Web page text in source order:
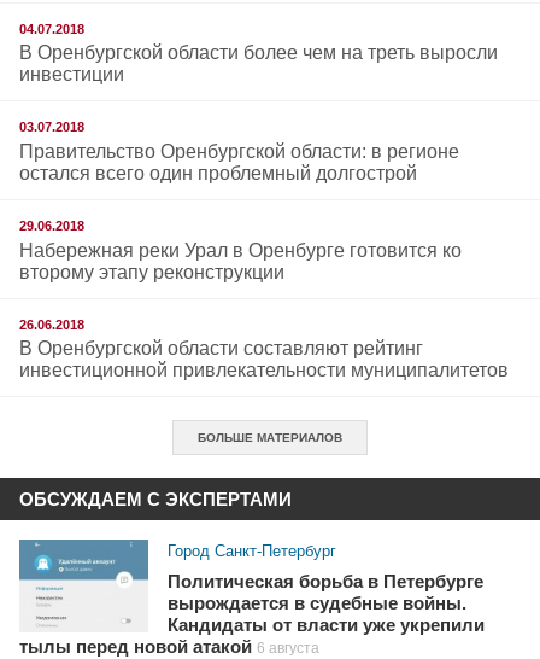
04.07.2018
В Оренбургской области более чем на треть выросли
инвестиции
03.07.2018
Правительство Оренбургской области: в регионе
остался всего один проблемный долгострой
29.06.2018
Набережная реки Урал в Оренбурге готовится ко
второму этапу реконструкции
26.06.2018
В Оренбургской области составляют рейтинг
инвестиционной привлекательности муниципалитетов
БОЛЬШЕ МАТЕРИАЛОВ
ОБСУЖДАЕМ С ЭКСПЕРТАМИ
Город Санкт-Петербург
Политическая борьба в Петербурге
вырождается в судебные войны.
Кандидаты от власти уже укрепили
тылы перед новой атакой 6 августа